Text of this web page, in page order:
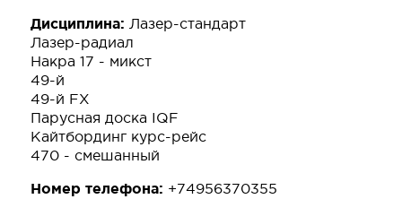
Дисциплина: Лазер-стандарт
Лазер-радиал
Накра 17 - микст
49-й
49-й FX
Парусная доска IQF
Кайтбординг курс-рейс
470 - смешанный
Номер телефона: +74956370355